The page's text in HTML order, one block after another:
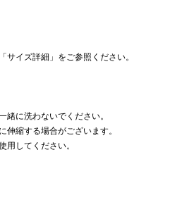
イズ詳細」をご参照ください。
緒に洗わないでください。
伸縮する場合がございます。
用してください。